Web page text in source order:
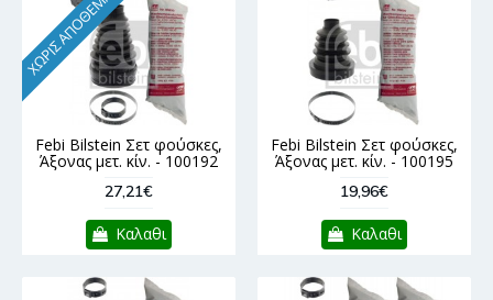
ΧΩΡΊΣ ΑΠΌΘΕΜΑ
Febi Bilstein Σετ φούσκες,
Άξονας μετ. κίν. - 100192
27,21€
Καλαθι
Febi Bilstein Σετ φούσκες,
Άξονας μετ. κίν. - 100195
19,96€
Καλαθι